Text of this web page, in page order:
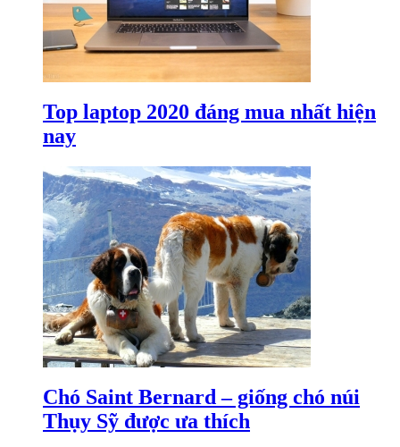
Top laptop 2020 đáng mua nhất hiện
nay
Chó Saint Bernard – giống chó núi
Thụy Sỹ được ưa thích